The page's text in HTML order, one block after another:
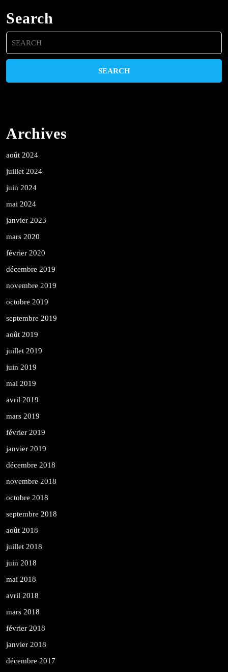
Search
Search
for:
Archives
août 2024
juillet 2024
juin 2024
mai 2024
janvier 2023
mars 2020
février 2020
décembre 2019
novembre 2019
octobre 2019
septembre 2019
août 2019
juillet 2019
juin 2019
mai 2019
avril 2019
mars 2019
février 2019
janvier 2019
décembre 2018
novembre 2018
octobre 2018
septembre 2018
août 2018
juillet 2018
juin 2018
mai 2018
avril 2018
mars 2018
février 2018
janvier 2018
décembre 2017